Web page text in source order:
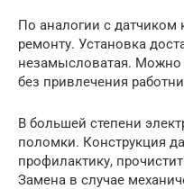
По аналогии с
ремонту. Установка
незамысловатая.
без привлечения
В большей степени
поломки. Конструкция
профилактику,
Замена в случае